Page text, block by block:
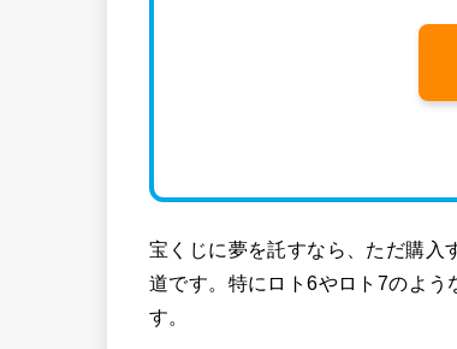
宝くじに夢を託すなら、ただ購入
道です。特にロト6やロト7のよう
す。